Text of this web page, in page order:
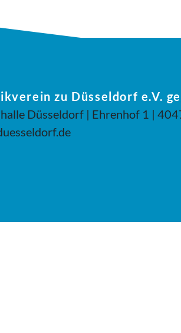
zu Düsseldorf e.V.
Düsseldorf | Ehrenhof 1 |